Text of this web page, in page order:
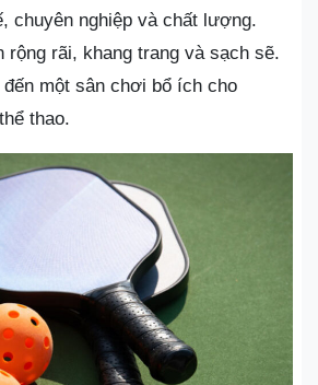
chuyên nghiệp và chất lượng.
rộng rãi, khang trang và sạch sẽ.
một sân chơi bổ ích cho
thao.